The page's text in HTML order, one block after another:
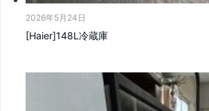
2026年5月24日
[Haier]148L冷蔵庫